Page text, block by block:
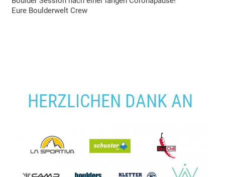
Eure Boulderwelt Crew
HERZLICHEN DANK AN